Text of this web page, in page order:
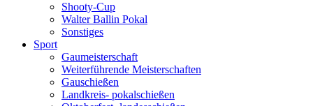
Shooty-Cup
Walter Ballin Pokal
Sonstiges
Sport
Gaumeisterschaft
Weiterführende Meisterschaften
Gauschießen
Landkreis- pokalschießen